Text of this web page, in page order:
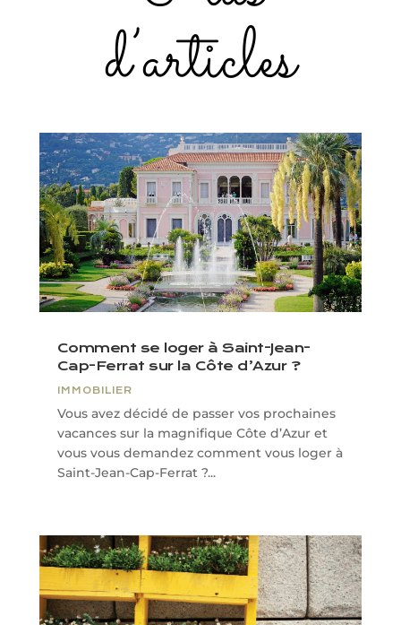
d’articles
Comment se loger à Saint-Jean-
Cap-Ferrat sur la Côte d’Azur ?
IMMOBILIER
Vous avez décidé de passer vos prochaines
vacances sur la magnifique Côte d’Azur et
vous vous demandez comment vous loger à
Saint-Jean-Cap-Ferrat ?...